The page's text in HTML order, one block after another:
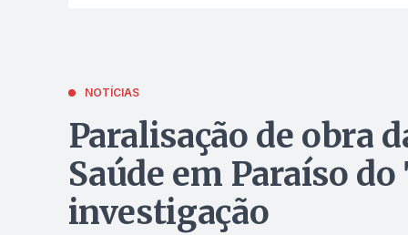
NOTÍCIAS
Paralisação de obra
Saúde em Paraíso
investigação